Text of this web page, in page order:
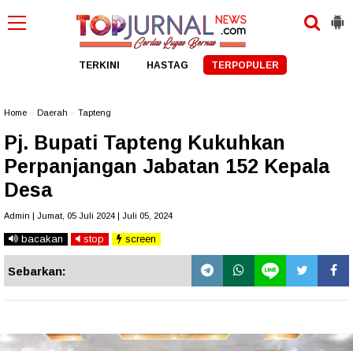
TERKINI HASTAG TERPOPULER
Home Daerah Tapteng
Pj. Bupati Tapteng Kukuhkan
Perpanjangan Jabatan 152 Kepala
Desa
Admin | Jumat, 05 Juli 2024 | Juli 05, 2024
bacakan stop screen
Sebarkan: